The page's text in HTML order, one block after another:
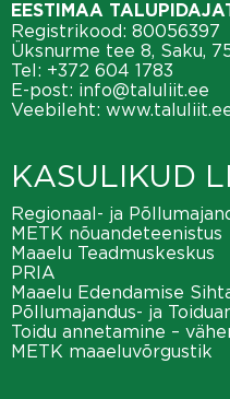
EESTIMAA
Registrikood: 80056397
Üksnurme tee 8, Saku,
Tel: +372 604 1783
E-post: info@taluliit.ee
Veebileht:
KASULIKUD
Regionaal- ja
METK nõuandeteenistus
Maaelu Teadmuskeskus
PRIA
Maaelu Edendamise
Põllumajandus- ja
Toidu annetamine –
METK maaeluvõrgustik